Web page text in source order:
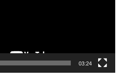
03:24